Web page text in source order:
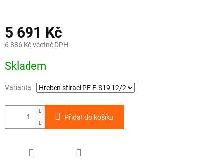
5 691 Kč
6 886 Kč včetně DPH
cena:
Skladem
Varianta
Přidat do košíku